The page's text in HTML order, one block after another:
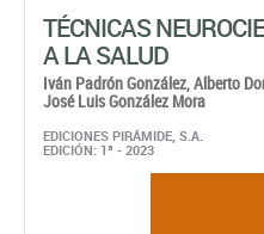
EDICIONES PIRÁMIDE, S.A.
EDICIÓN: 1ª - 2023